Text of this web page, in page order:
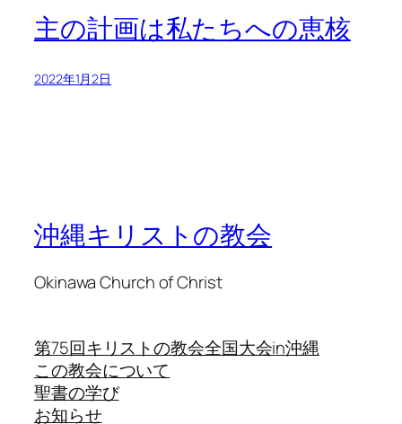
主の計画は私たちへの恵核
2022年1月2日
沖縄キリストの教会
Okinawa Church of Christ
第75回キリストの教会全国大会in沖縄
この教会について
聖書の学び
お知らせ